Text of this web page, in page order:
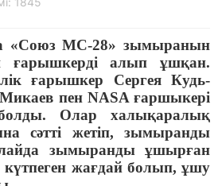
«Союз МС-28» зымыранын
алып ұшқан.
ғарышкер Сергея Кудь-
пен NASA ғаршыкері
Олар халықаралық
сәтті жетіп, зымыранды
Алайда зымыранды ұшырған
жағдай болып, ұшу